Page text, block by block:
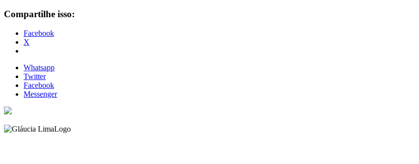
Compartilhe isso:
Facebook
X
Whatsapp
Twitter
Facebook
Messenger